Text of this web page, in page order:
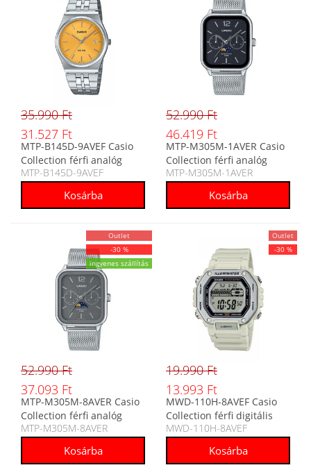
35.990 Ft
31.527 Ft
MTP-B145D-9AVEF Casio
Collection férfi analóg
karóra
MTP-B145D-9AVEF
52.990 Ft
46.419 Ft
MTP-M305M-1AVER Casio
Collection férfi analóg
karóra
MTP-M305M-1AVER
Outlet
-30 %
ingyenes szállítás
52.990 Ft
37.093 Ft
MTP-M305M-8AVER Casio
Collection férfi analóg
karóra
MTP-M305M-8AVER
Outlet
-30 %
19.990 Ft
13.993 Ft
MWD-110H-8AVEF Casio
Collection férfi digitális
karóra
MWD-110H-8AVEF